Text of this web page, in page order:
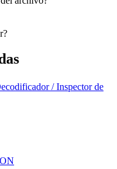
/ Inspector de